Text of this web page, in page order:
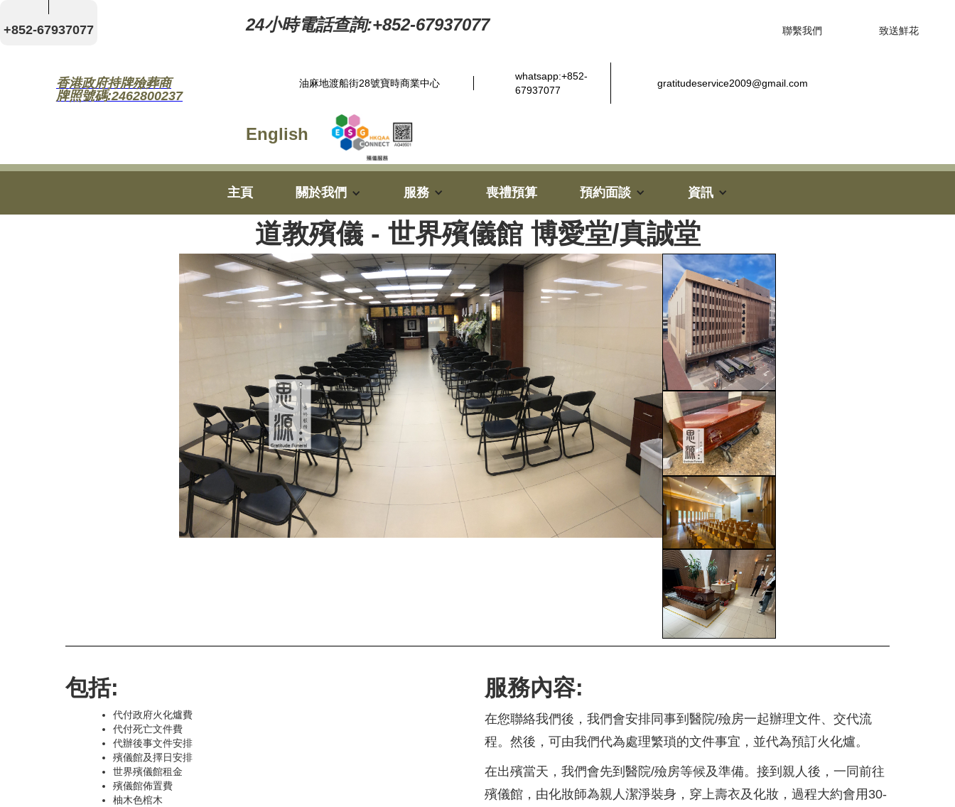
+852-67937077
香港政府持牌殮葬商
牌照號碼:2462800237
24小時電話查詢:+852-67937077 聯繫我們 致送鮮花
油麻地渡船街28號寶時商業中心
whatsapp:+852-
67937077
gratitudeservice2009@gmail.com
English
主頁 關於我們 服務 喪禮預算 預約面談 資訊
道教殯儀 - 世界殯儀館 博愛堂/真誠堂
包括:
代付政府火化爐費
代付死亡文件費
代辦後事文件安排
殯儀館及擇日安排
世界殯儀館租金
殯儀館佈置費
柚木色棺木
服務內容:
在您聯絡我們後，我們會安排同事到醫院/殮房一起辦理文件、交代流
程。然後，可由我們代為處理繁瑣的文件事宜，並代為預訂火化爐。
在出殯當天，我們會先到醫院/殮房等候及準備。接到親人後，一同前往
殯儀館，由化妝師為親人潔淨裝身，穿上壽衣及化妝，過程大約會用30-